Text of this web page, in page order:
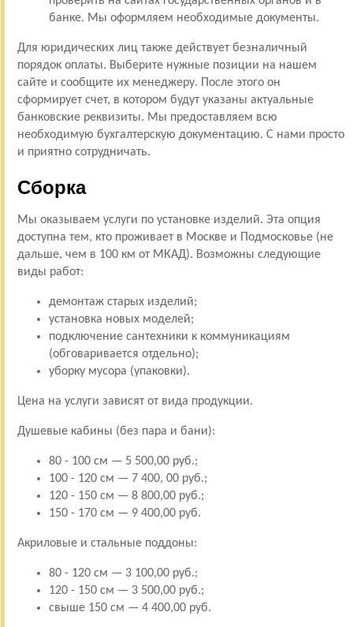
банке. Мы оформляем необходимые документы.
Для юридических лиц также действует безналичный
порядок оплаты. Выберите нужные позиции на нашем
сайте и сообщите их менеджеру. После этого он
сформирует счет, в котором будут указаны актуальные
банковские реквизиты. Мы предоставляем всю
необходимую бухгалтерскую документацию. С нами просто
и приятно сотрудничать.
Сборка
Мы оказываем услуги по установке изделий. Эта опция
доступна тем, кто проживает в Москве и Подмосковье (не
дальше, чем в 100 км от МКАД). Возможны следующие
виды работ:
демонтаж старых изделий;
установка новых моделей;
подключение сантехники к коммуникациям
(обговаривается отдельно);
уборку мусора (упаковки).
Цена на услуги зависят от вида продукции.
Душевые кабины (без пара и бани):
80 - 100 см — 5 500,00 руб.;
100 - 120 см — 7 400, 00 руб.;
120 - 150 см — 8 800,00 руб.;
150 - 170 см — 9 400,00 руб.
Акриловые и стальные поддоны:
80 - 120 см — 3 100,00 руб.;
120 - 150 см — 3 500,00 руб.;
свыше 150 см — 4 400,00 руб.